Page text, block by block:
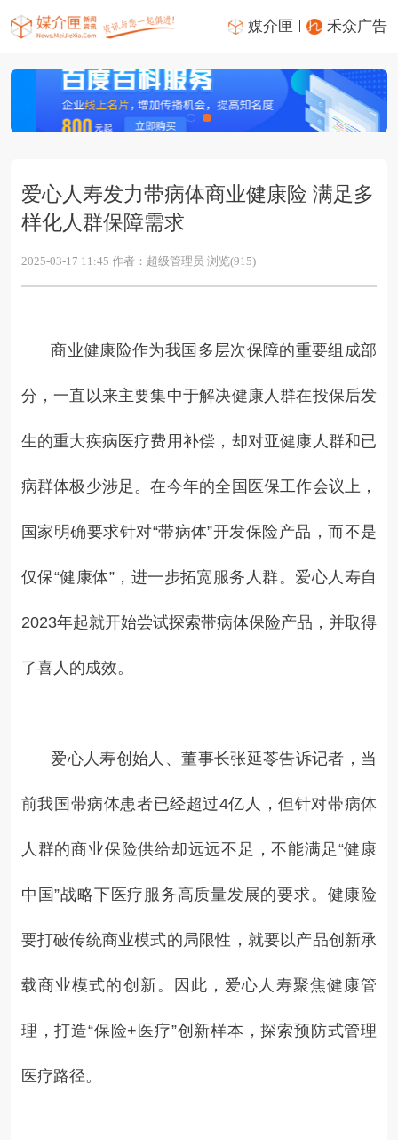
媒介匣 禾众广告
爱心人寿发力带病体商业健康险 满足多
样化人群保障需求
2025-03-17 11:45 作者：超级管理员 浏览(915)
商业健康险作为我国多层次保障的重要组成部
分，一直以来主要集中于解决健康人群在投保后发
生的重大疾病医疗费用补偿，却对亚健康人群和已
病群体极少涉足。在今年的全国医保工作会议上，
国家明确要求针对“带病体”开发保险产品，而不是
仅保“健康体”，进一步拓宽服务人群。爱心人寿自
2023年起就开始尝试探索带病体保险产品，并取得
了喜人的成效。
爱心人寿创始人、董事长张延苓告诉记者，当
前我国带病体患者已经超过4亿人，但针对带病体
人群的商业保险供给却远远不足，不能满足“健康
中国”战略下医疗服务高质量发展的要求。健康险
要打破传统商业模式的局限性，就要以产品创新承
载商业模式的创新。因此，爱心人寿聚焦健康管
理，打造“保险+医疗”创新样本，探索预防式管理
医疗路径。